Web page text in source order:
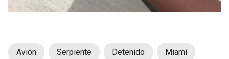
Avión Serpiente Detenido Miami